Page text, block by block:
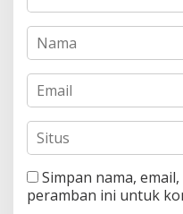
Simpan nama,
peramban ini untuk